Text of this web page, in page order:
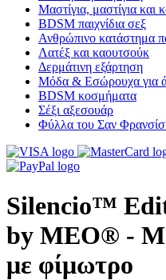
Μαστίγια, μαστίγια και
BDSM παιχνίδια σεξ
Ανθρώπινο κατάστημα
Λατέξ και καουτσούκ
Δερμάτινη εξάρτηση
Μόδα & Εσώρουχα για
BDSM κοσμήματα
Σέξι αξεσουάρ
Φύλλα του Σαν
Silencio™
by MEO® -
με φίμωτρο